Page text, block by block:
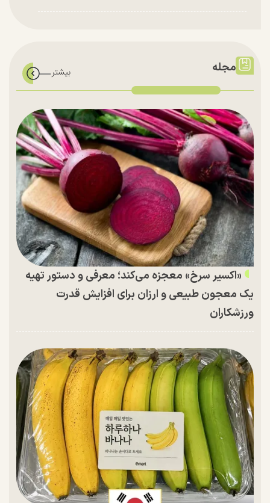
مجله
«اکسیر سرخ» معجزه می‌کند؛ معرفی و دستور تهیه
یک معجون طبیعی و ارزان برای افزایش قدرت
ورزشکاران